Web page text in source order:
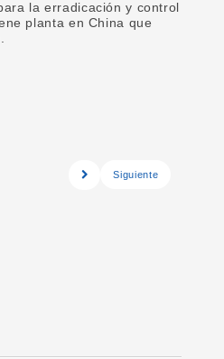
la erradicación y control
planta en China que
Siguiente